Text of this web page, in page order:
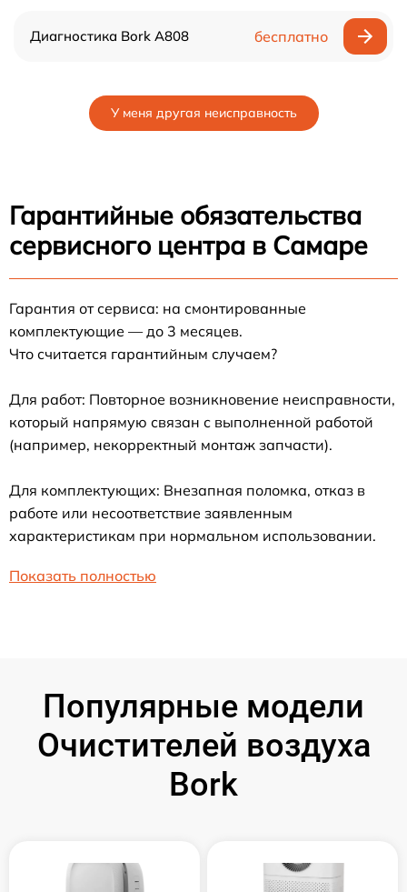
Диагностика Bork А808 бесплатно
У меня другая неисправность
Гарантийные обязательства
сервисного центра в Самаре
Гарантия от сервиса: на смонтированные
комплектующие — до 3 месяцев.
Что считается гарантийным случаем?
Для работ: Повторное возникновение неисправности,
который напрямую связан с выполненной работой
(например, некорректный монтаж запчасти).
Для комплектующих: Внезапная поломка, отказ в
работе или несоответствие заявленным
характеристикам при нормальном использовании.
Показать полностью
Популярные модели
Очистителей воздуха
Bork